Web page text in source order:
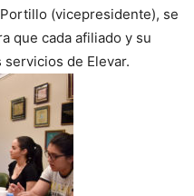
(vicepresidente), se
que cada afiliado y su
de Elevar.